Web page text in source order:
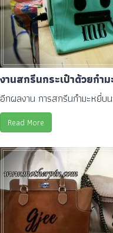
งานสกรีนกระเป๋าด้วยกำ
อีกผลงาน การสกรีนกำมะหยี่บ
Read More